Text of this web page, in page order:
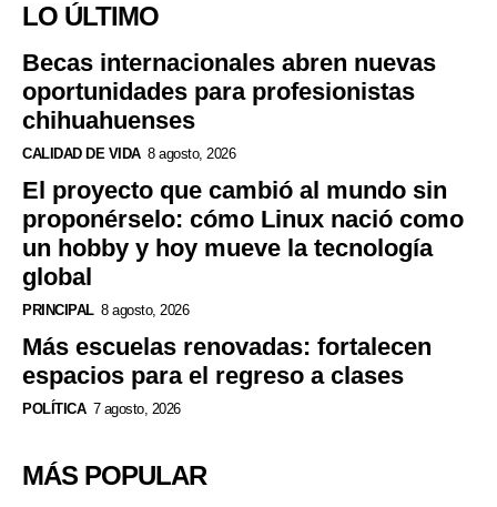
LO ÚLTIMO
Becas internacionales abren nuevas
oportunidades para profesionistas
chihuahuenses
CALIDAD DE VIDA 8 agosto, 2026
El proyecto que cambió al mundo sin
proponérselo: cómo Linux nació como
un hobby y hoy mueve la tecnología
global
PRINCIPAL 8 agosto, 2026
Más escuelas renovadas: fortalecen
espacios para el regreso a clases
POLÍTICA 7 agosto, 2026
MÁS POPULAR